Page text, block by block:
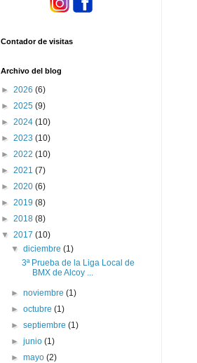
Contador de visitas
Archivo del blog
► 2026 (6)
► 2025 (9)
► 2024 (10)
► 2023 (10)
► 2022 (10)
► 2021 (7)
► 2020 (6)
► 2019 (8)
► 2018 (8)
▼ 2017 (10)
▼diciembre(1)
3ª Prueba de la Liga Local de
BMX de Alcoy ...
►noviembre(1)
►octubre(1)
►septiembre(1)
►junio(1)
►mayo(2)